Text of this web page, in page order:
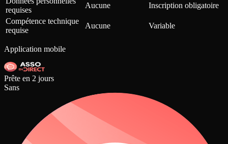
requises
Aucune
Inscription obligatoire
Compétence technique
requise
Aucune Variable
Application mobile
Prête en 2 jours
Sans